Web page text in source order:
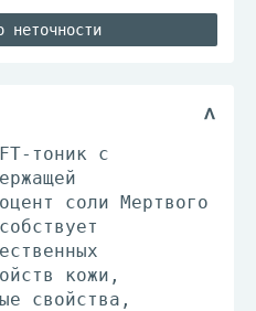
неточности
тоник с
соли Мертвого
кожи,
свойства,